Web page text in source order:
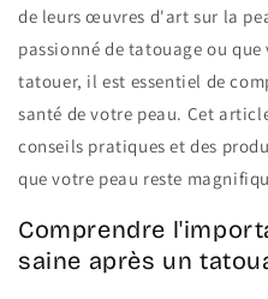
de leurs œuvres d'art sur la
passionné de tatouage ou
tatouer, il est essentiel de
santé de votre peau. Cet
conseils pratiques et des
que votre peau reste
Comprendre
saine après un